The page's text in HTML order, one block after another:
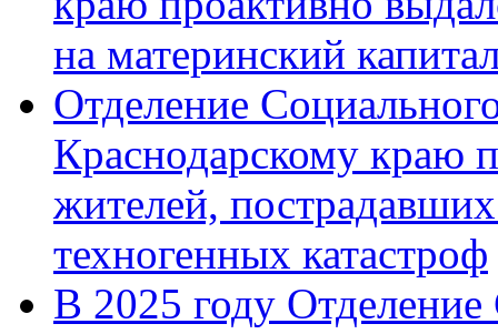
на материнский
Отделение
Краснодарскому краю
жителей,
техногенных катастроф
В 2025 году